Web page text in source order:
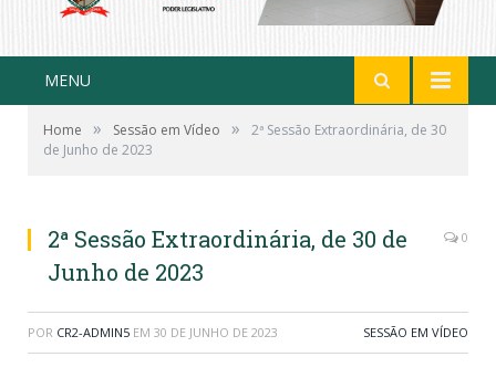
MENU
Home » Sessão em Vídeo »
2ª Sessão Extraordinária, de 30
de Junho de 2023
2ª Sessão Extraordinária, de 30 de
Junho de 2023
0
POR CR2-ADMIN5 EM 30 DE JUNHO DE 2023 SESSÃO EM VÍDEO